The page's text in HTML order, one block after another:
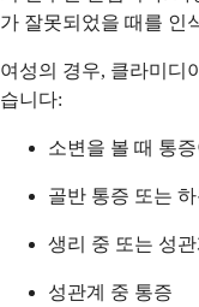
가 잘못되었을 때를 인
여성의 경우, 클라미디
습니다:
소변을 볼 때 통
골반 통증 또는
생리 중 또는 성
성관계 중 통증